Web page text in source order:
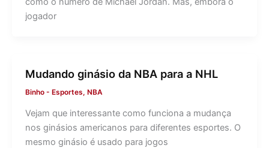
jogador
Mudando ginásio da NBA para a NHL
Binho - Esportes, NBA
Vejam que interessante como funciona a mudança
nos ginásios americanos para diferentes esportes. O
mesmo ginásio é usado para jogos